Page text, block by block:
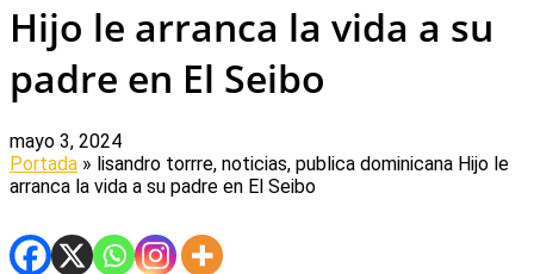
Hijo le arranca la vida a su
padre en El Seibo
mayo 3, 2024
Portada » lisandro torrre, noticias, publica dominicana Hijo le
arranca la vida a su padre en El Seibo